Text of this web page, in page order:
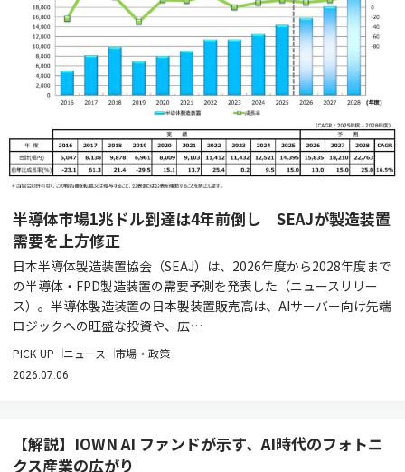
半導体市場1兆ドル到達は4年前倒し SEAJが製造装置
需要を上方修正
日本半導体製造装置協会（SEAJ）は、2026年度から2028年度まで
の半導体・FPD製造装置の需要予測を発表した（ニュースリリー
ス）。半導体製造装置の日本製装置販売高は、AIサーバー向け先端
ロジックへの旺盛な投資や、広…
PICK UP ニュース 市場・政策
2026.07.06
【解説】IOWN AI ファンドが示す、AI時代のフォトニ
クス産業の広がり